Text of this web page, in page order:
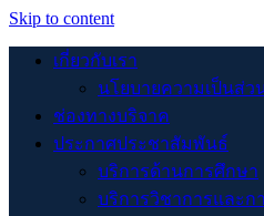
Skip to content
เกี่ยวกับเรา
นโยบายความเป็นส่ว
ช่องทางบริจาค
ประกาศประชาสัมพันธ์
บริการด้านการศึกษา
บริการวิชาการและก